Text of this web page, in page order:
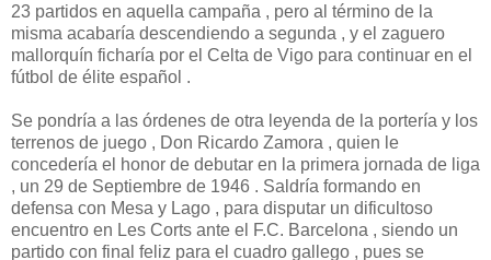
23 partidos en aquella campaña , pero al término de la
misma acabaría descendiendo a segunda , y el zaguero
mallorquín ficharía por el Celta de Vigo para continuar en el
fútbol de élite español .
Se pondría a las órdenes de otra leyenda de la portería y los
terrenos de juego , Don Ricardo Zamora , quien le
concedería el honor de debutar en la primera jornada de liga
, un 29 de Septiembre de 1946 . Saldría formando en
defensa con Mesa y Lago , para disputar un dificultoso
encuentro en Les Corts ante el F.C. Barcelona , siendo un
partido con final feliz para el cuadro gallego , pues se